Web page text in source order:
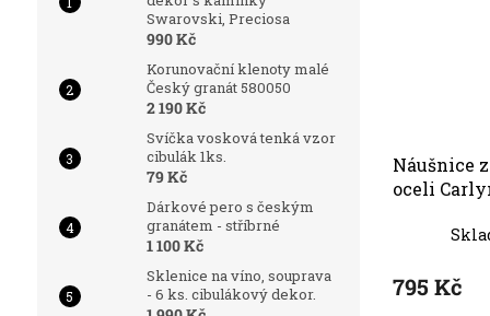
Swarovski, Preciosa
990 Kč
Korunovační klenoty malé
Český granát 580050
2 190 Kč
Svíčka vosková tenká vzor
cibulák 1ks.
79 Kč
Dárkové pero s českým
granátem - stříbrné
1 100 Kč
Sklenice na víno, souprava
- 6 ks. cibulákový dekor.
Náušnice
oceli
červené
795 Kč